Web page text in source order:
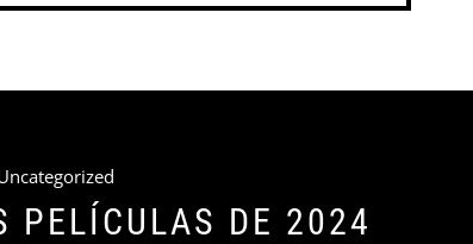
PELÍCULAS DE 2024